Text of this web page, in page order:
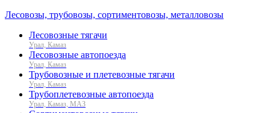
Лесовозы, трубовозы, сортиментовозы, металловозы
Лесовозные тягачи
Урал, Камаз
Лесовозные автопоезда
Урал, Камаз
Трубовозные и плетевозные тягачи
Урал, Камаз
Трубоплетевозные автопоезда
Урал, Камаз, МАЗ